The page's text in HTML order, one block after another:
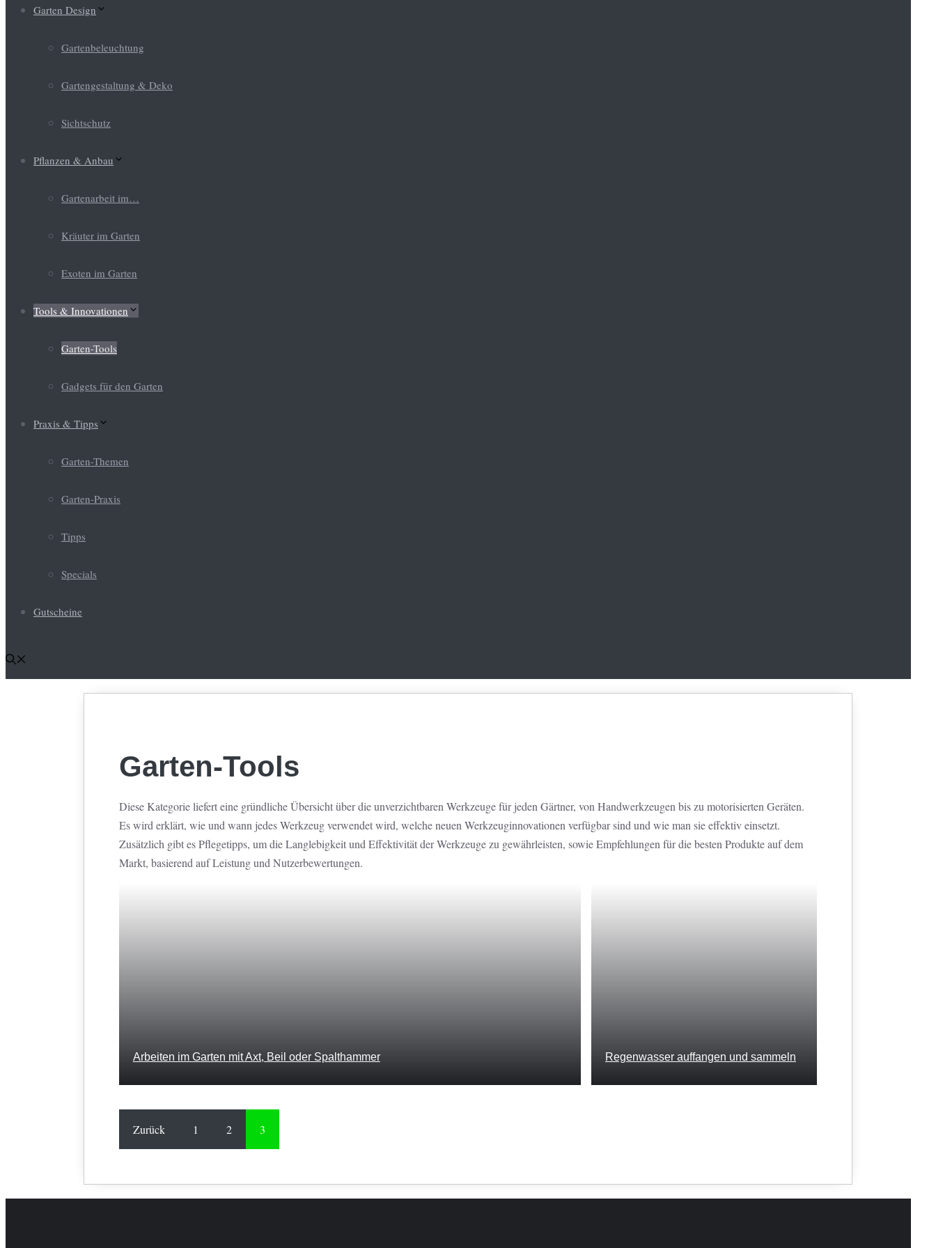
Garten Design
Gartenbeleuchtung
Gartengestaltung & Deko
Sichtschutz
Pflanzen & Anbau
Gartenarbeit im…
Kräuter im Garten
Exoten im Garten
Tools & Innovationen
Garten-Tools
Gadgets für den Garten
Praxis & Tipps
Garten-Themen
Garten-Praxis
Tipps
Specials
Gutscheine
Garten-Tools
Diese Kategorie liefert eine gründliche Übersicht über die unverzichtbaren Werkzeuge für jeden Gärtner, von Handwerkzeugen bis zu motorisierten Geräten.
Es wird erklärt, wie und wann jedes Werkzeug verwendet wird, welche neuen Werkzeuginnovationen verfügbar sind und wie man sie effektiv einsetzt.
Zusätzlich gibt es Pflegetipps, um die Langlebigkeit und Effektivität der Werkzeuge zu gewährleisten, sowie Empfehlungen für die besten Produkte auf dem
Markt, basierend auf Leistung und Nutzerbewertungen.
Arbeiten im Garten mit Axt, Beil oder Spalthammer Regenwasser auffangen und sammeln
Zurück 1 2 3